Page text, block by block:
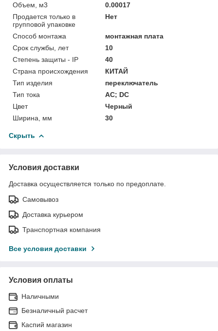
Объем, м3
0.00017
Продается только в
групповой упаковке
Нет
Способ монтажа
монтажная плата
Срок службы, лет
10
Степень защиты - IP
40
Страна происхождения
КИТАЙ
Тип изделия
переключатель
Тип тока
AC; DC
Цвет
Черный
Ширина, мм
30
Скрыть
Условия доставки
Доставка осуществляется только по предоплате.
Самовывоз
Доставка курьером
Транспортная компания
Все условия доставки
Условия оплаты
Наличными
Безналичный расчет
Каспий магазин